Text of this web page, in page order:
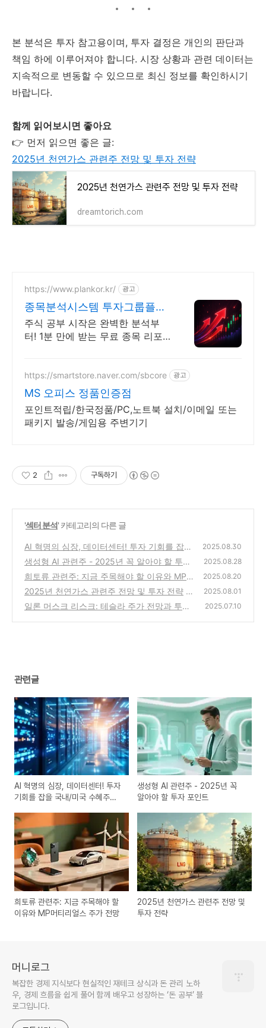
본 분석은 투자 참고용이며, 투자 결정은 개인의 판단과
책임 하에 이루어져야 합니다. 시장 상황과 관련 데이터는
지속적으로 변동할 수 있으므로 최신 정보를 확인하시기
바랍니다.
함께 읽어보시면 좋아요
👉 먼저 읽으면 좋은 글:
2025년 천연가스 관련주 전망 및 투자 전략
2025년 천연가스 관련주 전망 및 투자 전략
dreamtorich.com
https://www.plankor.kr/ 광고
종목분석시스템 투자그룹플랜
가입즉시 무료리포트 100%
주식 공부 시작은 완벽한 분석부
터! 1분 만에 받는 무료 종목 리포
https://smartstore.naver.com/sbcore 광고
MS 오피스 정품인증점
포인트적립/한국정품/PC,노트북 설치/이메일 또는
패키지 발송/게임용 주변기기
2 구독하기
'섹터 분석' 카테고리의 다른 글
AI 혁명의 심장, 데이터센터! 투자 기회를 잡을
국내/미국 수혜주 TOP 분석
(3)
2025.08.30
생성형 AI 관련주 - 2025년 꼭 알아야 할 투자
포인트
(5)
2025.08.28
희토류 관련주: 지금 주목해야 할 이유와 MP
머티리얼스 주가 전망
(2)
2025.08.20
2025년 천연가스 관련주 전망 및 투자 전략
(4)
2025.08.01
일론 머스크 리스크: 테슬라 주가 전망과 투자
2025.07.10
관련글
AI 혁명의 심장, 데이터센터! 투자
기회를 잡을 국내/미국 수혜주
생성형 AI 관련주 - 2025년 꼭
알아야 할 투자 포인트
희토류 관련주: 지금 주목해야 할
이유와 MP머티리얼스 주가 전망
2025년 천연가스 관련주 전망 및
투자 전략
머니로그
복잡한 경제 지식보다 현실적인 재테크 상식과 돈 관리 노하
우, 경제 흐름을 쉽게 풀어 함께 배우고 성장하는 ‘돈 공부’ 블
로그입니다.